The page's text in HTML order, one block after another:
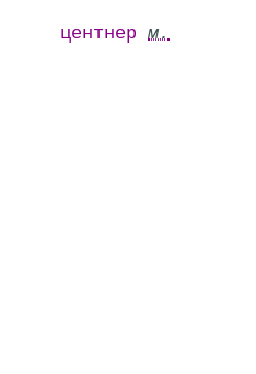
центнер м.